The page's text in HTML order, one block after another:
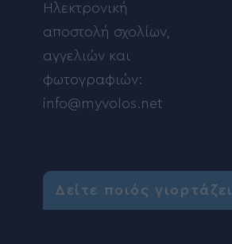
Ηλεκτρονική
αποστολή σχολίων,
αγγελιών και
φωτογραφιών:
info@myvolos.net
Δείτε ποιός γιορτάζει